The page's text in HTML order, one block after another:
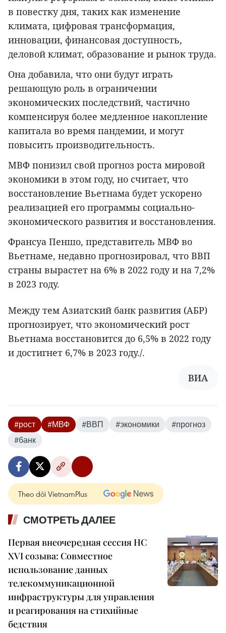
в повестку дня, таких как изменение
климата, цифровая трансформация,
инновации, финансовая доступность,
деловой климат, образование и рынок труда.
Она добавила, что они будут играть
решающую роль в ограничении
экономических последствий, частично
компенсируя более медленное накопление
капитала во время пандемии, и могут
повысить производительность.
МВФ понизил свой прогноз роста мировой
экономики в этом году, но считает, что
восстановление Вьетнама будет ускорено
реализацией его программы социально-
экономического развития и восстановления.
Франсуа Пеншо, представитель МВФ во
Вьетнаме, недавно прогнозировал, что ВВП
страны вырастет на 6% в 2022 году и на 7,2%
в 2023 году.
Между тем Азиатский банк развития (АБР)
прогнозирует, что экономический рост
Вьетнама восстановится до 6,5% в 2022 году
и достигнет 6,7% в 2023 году./.
ВИА
#рост #МВФ #ВВП #экономики
#прогноз
#банк
Theo dõi VietnamPlus
СМОТРЕТЬ ДАЛЕЕ
Первая внеочередная сессия НС
XVI созыва: Совместное
использование данных
телекоммуникационной
инфраструктуры для управления
и реагирования на стихийные
бедствия